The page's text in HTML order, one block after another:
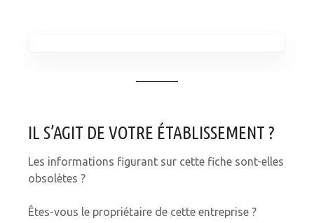
IL S’AGIT DE VOTRE ÉTABLISSEMENT ?
Les informations figurant sur cette fiche sont-elles
obsolètes ?
Êtes-vous le propriétaire de cette entreprise ?